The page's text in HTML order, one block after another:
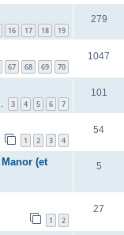
16 17 18 19
279
67 68 69 70
1047
3 4 5 6 7
101
1 2 3 4
54
(et
5
1 2
27